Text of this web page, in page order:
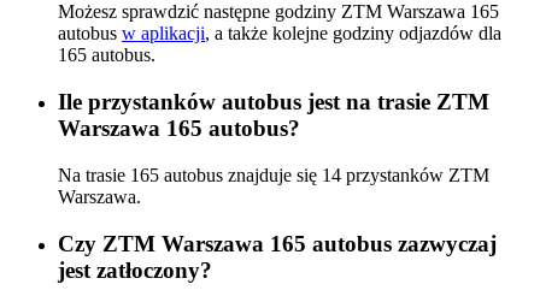
Możesz sprawdzić następne godziny ZTM Warszawa 165
autobus w aplikacji, a także kolejne godziny odjazdów dla
165 autobus.
Ile przystanków autobus jest na trasie ZTM
Warszawa 165 autobus?
Na trasie 165 autobus znajduje się 14 przystanków ZTM
Warszawa.
Czy ZTM Warszawa 165 autobus zazwyczaj
jest zatłoczony?